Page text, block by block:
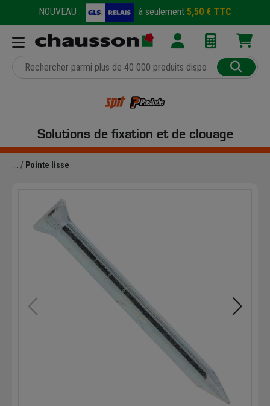
NOUVEAU : à seulement 5,50 € TTC
Solutions de fixation et de clouage
Pointe lisse